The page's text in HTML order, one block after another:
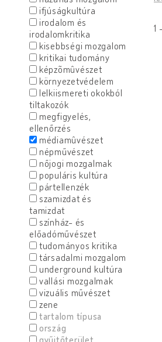
ifjúságkultúra
irodalom és
irodalomkritika
kisebbségi mozgalom
kritikai tudomány
képzõmûvészet
környezetvédelem
lelkiismereti okokból
tiltakozók
megfigyelés,
ellenőrzés
médiamûvészet
népművészet
nőjogi mozgalmak
populáris kultúra
pártellenzék
szamizdat és
tamizdat
színház- és
előadóművészet
tudományos kritika
társadalmi mozgalom
underground kultúra
vallási mozgalmak
vizuális művészet
zene
tartalom típusa
ország
gyűjtőterület
1